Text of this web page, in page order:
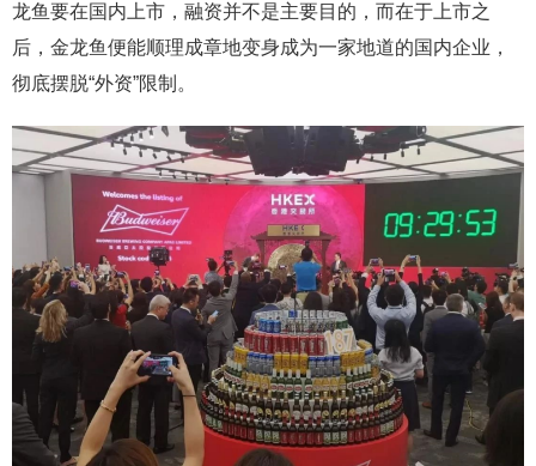
龙鱼要在国内上市，融资并不是主要目的，而在于上市之
后，金龙鱼便能顺理成章地变身成为一家地道的国内企业，
彻底摆脱“外资”限制。